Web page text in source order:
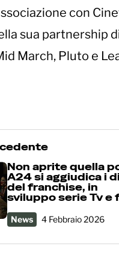
con
sua partnership
March, Pluto e
Non aprite quella
A24 si aggiudica i
del franchise, in
sviluppo serie Tv e
News 4 Febbraio 2026